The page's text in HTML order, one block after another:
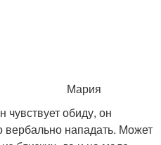
Мария
чувствует обиду, он
вербально нападать. Может